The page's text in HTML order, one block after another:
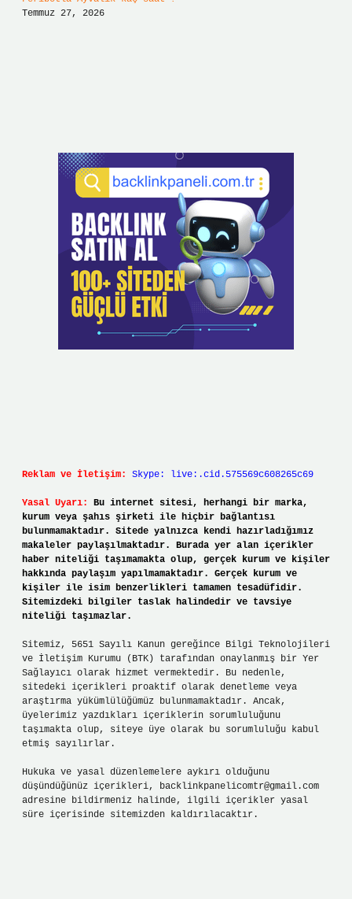
Temmuz 27, 2026
Reklam ve İletişim: Skype: live:.cid.575569c608265c69
Yasal Uyarı:
Bu internet sitesi, herhangi bir marka,
kurum veya şahıs şirketi ile hiçbir bağlantısı
bulunmamaktadır. Sitede yalnızca kendi hazırladığımız
makaleler paylaşılmaktadır. Burada yer alan içerikler
haber niteliği taşımamakta olup, gerçek kurum ve kişiler
hakkında paylaşım yapılmamaktadır. Gerçek kurum ve
kişiler ile isim benzerlikleri tamamen tesadüfidir.
Sitemizdeki bilgiler taslak halindedir ve tavsiye
niteliği taşımazlar.
Sitemiz, 5651 Sayılı Kanun gereğince Bilgi Teknolojileri
ve İletişim Kurumu (BTK) tarafından onaylanmış bir Yer
Sağlayıcı olarak hizmet vermektedir. Bu nedenle,
sitedeki içerikleri proaktif olarak denetleme veya
araştırma yükümlülüğümüz bulunmamaktadır. Ancak,
üyelerimiz yazdıkları içeriklerin sorumluluğunu
taşımakta olup, siteye üye olarak bu sorumluluğu kabul
etmiş sayılırlar.
Hukuka ve yasal düzenlemelere aykırı olduğunu
düşündüğünüz içerikleri, backlinkpanelicomtr@gmail.com
adresine bildirmeniz halinde, ilgili içerikler yasal
süre içerisinde sitemizden kaldırılacaktır.